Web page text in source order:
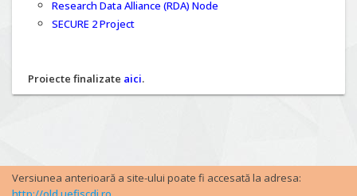
Research Data Alliance (RDA) Node
SECURE 2 Project
Proiecte finalizate aici.
Versiunea anterioară a site-ului poate fi accesată la adresa: